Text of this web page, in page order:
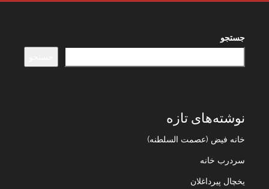
جستجو
نوشته‌های تازه
خانه فیض (عصمت السلطنه)
سردرب خانه
یخچال پیرداغلان